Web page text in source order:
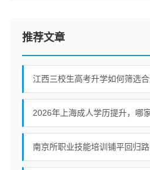
推荐文章
江西三校生高考升学如何筛选
2026年上海成人学历提升，哪
南京所职业技能培训铺平回归路